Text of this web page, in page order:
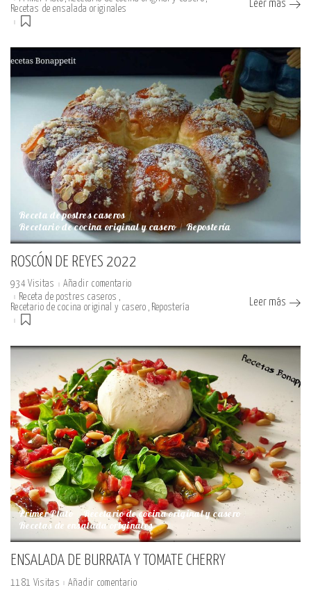
Recetas de ensalada originales
Leer más
Receta de postres caseros
Recetario de cocina original y casero Repostería
ROSCÓN DE REYES 2022
934 Visitas
Añadir comentario
Receta de postres caseros
Recetario de cocina original y casero
Repostería Leer más
Primer Plato Recetario de cocina original y casero
Recetas de ensalada originales
ENSALADA DE BURRATA Y TOMATE CHERRY
1181 Visitas
Añadir comentario